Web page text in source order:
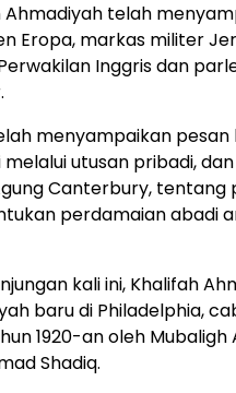
Ahmadiyah telah
Eropa, markas militer
Inggris dan
menyampaikan
utusan pribadi,
Canterbury,
perdamaian abadi
kali ini, Khalifah
baru di Philadelphia,
1920-an oleh
Shadiq.